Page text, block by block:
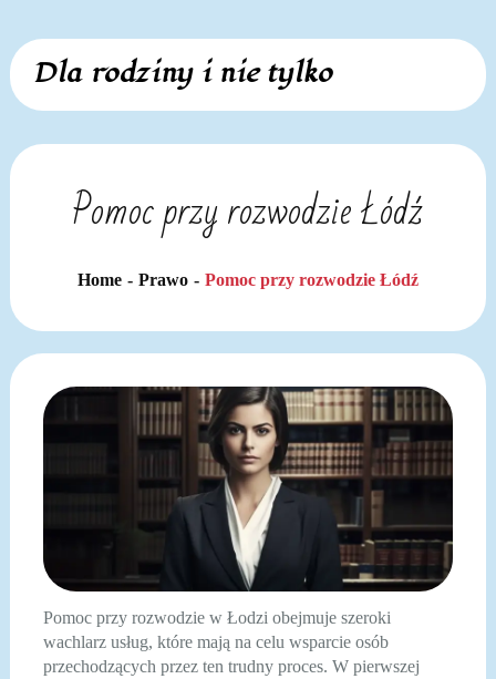
Skip
content
Dla rodziny i nie tylko
Pomoc przy rozwodzie Łódź
Home Prawo Pomoc przy rozwodzie Łódź
Pomoc przy rozwodzie w Łodzi obejmuje szeroki
wachlarz usług, które mają na celu wsparcie osób
przechodzących przez ten trudny proces. W pierwszej